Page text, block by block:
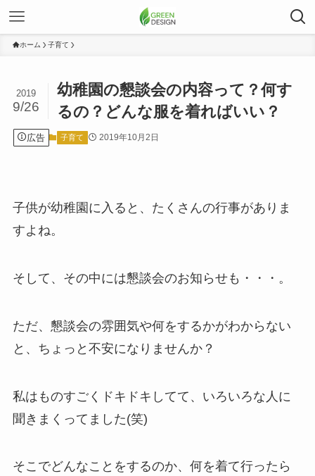
ホーム 子育て
幼稚園の懇談会の内容って？何す
るの？どんな服を着ればいい？
2019
9/26
広告 子育て 2019年10月2日
子供が幼稚園に入ると、たくさんの行事がありま
すよね。
そして、その中には懇談会のお知らせも・・・。
ただ、懇談会の雰囲気や何をするかがわからない
と、ちょっと不安になりませんか？
私はものすごくドキドキしてて、いろいろな人に
聞きまくってました(笑)
そこでどんなことをするのか、何を着て行ったら